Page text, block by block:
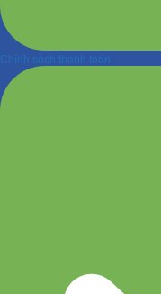
Chính sách thanh toán